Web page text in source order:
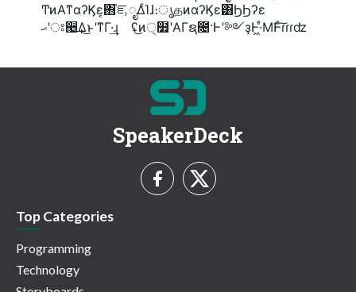
ͲͷΑ͏ͳαʔϏε͔΋֬ೝ͕ೖΔͨΊɺ։ൃதͷαʔϏε͸ϦϦʔε
ޙʹਃ੥͢Δ͜ͱʹͳΓ·͢ɻ ʢ͜ͷ੍໿ʹΑΓຊ೔·Ͱʹ༻ҙͰ͖·ͤΜͰͨ͠ɾɾɾʣ
SpeakerDeck
Top Categories
Programming
Technology